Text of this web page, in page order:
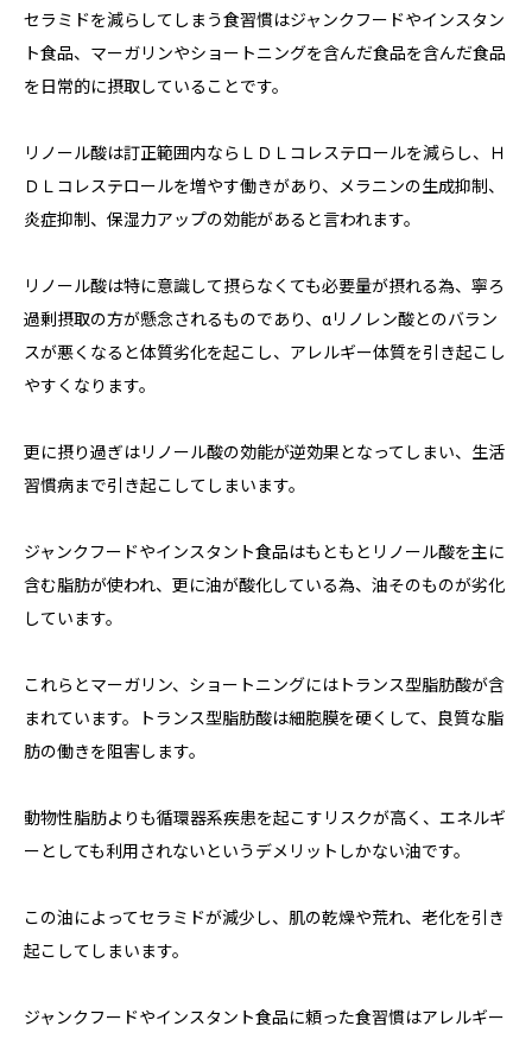
セラミドを減らしてしまう食習慣はジャンクフードやインスタン
ト食品、マーガリンやショートニングを含んだ食品を含んだ食品
を日常的に摂取していることです。
リノール酸は訂正範囲内ならＬＤＬコレステロールを減らし、Ｈ
ＤＬコレステロールを増やす働きがあり、メラニンの生成抑制、
炎症抑制、保湿力アップの効能があると言われます。
リノール酸は特に意識して摂らなくても必要量が摂れる為、寧ろ
過剰摂取の方が懸念されるものであり、αリノレン酸とのバラン
スが悪くなると体質劣化を起こし、アレルギー体質を引き起こし
やすくなります。
更に摂り過ぎはリノール酸の効能が逆効果となってしまい、生活
習慣病まで引き起こしてしまいます。
ジャンクフードやインスタント食品はもともとリノール酸を主に
含む脂肪が使われ、更に油が酸化している為、油そのものが劣化
しています。
これらとマーガリン、ショートニングにはトランス型脂肪酸が含
まれています。トランス型脂肪酸は細胞膜を硬くして、良質な脂
肪の働きを阻害します。
動物性脂肪よりも循環器系疾患を起こすリスクが高く、エネルギ
ーとしても利用されないというデメリットしかない油です。
この油によってセラミドが減少し、肌の乾燥や荒れ、老化を引き
起こしてしまいます。
ジャンクフードやインスタント食品に頼った食習慣はアレルギー